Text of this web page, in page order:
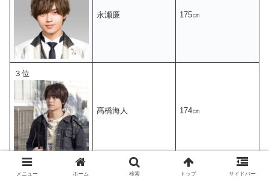
永瀬廉 175㎝
３位
髙橋海人 174㎝
メニュー ホーム 検索 トップ サイドバー